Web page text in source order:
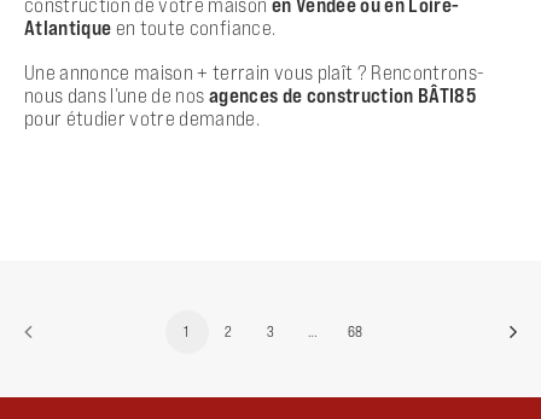
Atlantique en toute confiance.
Une annonce maison + terrain vous plaît ? Rencontrons-
nous dans l’une de nos agences de construction BÂTI85
pour étudier votre demande.
1 2 3 … 68